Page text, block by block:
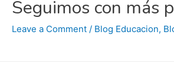
Seguimos con más
Leave a Comment / Blog Educacion,